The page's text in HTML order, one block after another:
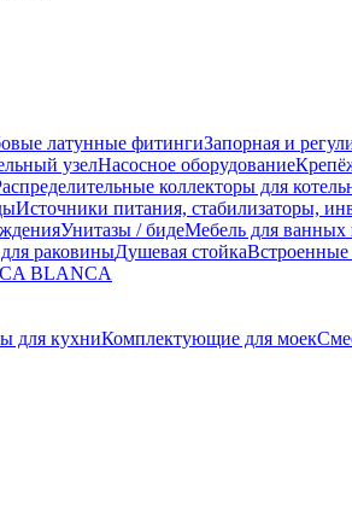
латунные фитингиЗапорная и
узелНасосное оборудование
коллекторы для
Источники питания, стабилизаторы,
Унитазы / бидеМебель для ванных
раковиныДушевая стойка
BLANCA
для кухниКомплектующие для моек